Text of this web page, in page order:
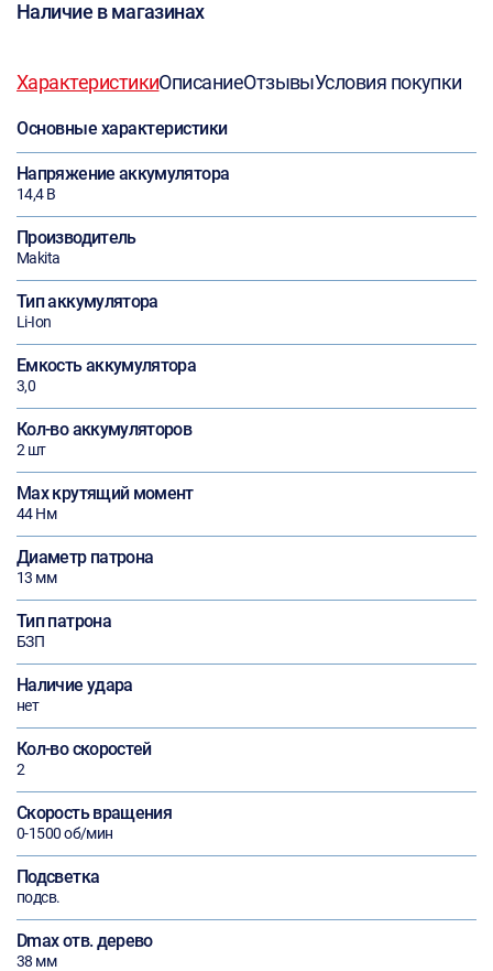
Наличие в магазинах
ХарактеристикиОписаниеОтзывыУсловия покупки
Основные характеристики
Напряжение аккумулятора
14,4 В
Производитель
Makita
Тип аккумулятора
Li-Ion
Емкость аккумулятора
3,0
Кол-во аккумуляторов
2 шт
Max крутящий момент
44 Нм
Диаметр патрона
13 мм
Тип патрона
БЗП
Наличие удара
нет
Кол-во скоростей
2
Скорость вращения
0-1500 об/мин
Подсветка
подсв.
Dmax отв. дерево
38 мм